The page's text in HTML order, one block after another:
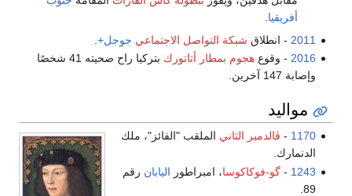
أفريقيا
2011 - انطلاق شبكة التواصل الاجتماعي جوجل+
2016 - وقوعهجوم بمطار أتاتورك
بتركيا راح ضحيته 41 شخصًا
وإصابة 147 آخرين.
مواليد
1170
- ڤالدمير الثاني الملقب "الفائز"، ملك
الدنمارك.
1243
-گو-فوكاكوسا، امبراطور اليابان رقم
89.